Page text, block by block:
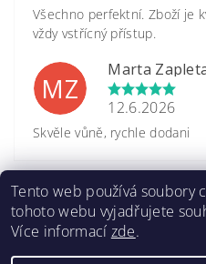
Všechno perfektní. Zboží je
vždy vstřícný přístup.
MZ
Marta
12.6.2026
Skvěle vůně, rychle dodani
Tento web používá soubory
tohoto webu vyjadřujete
Více informací zde.